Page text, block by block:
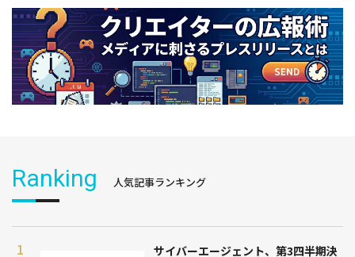
Ranking 人気記事ランキング
サイバーエージェント、第3四半期決